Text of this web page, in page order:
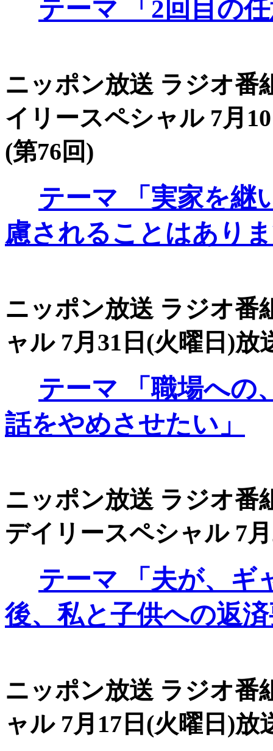
テーマ 「2回目の
ニッポン放送 ラジオ番
イリースペシャル 7月
(第76回)
テーマ 「実家を継
慮されることはあり
ニッポン放送 ラジオ番
ャル 7月31日(火曜日)放
テーマ 「職場への
話をやめさせたい」
ニッポン放送 ラジオ番
デイリースペシャル 7
テーマ 「夫が、ギ
後、私と子供への返
ニッポン放送 ラジオ番
ャル 7月17日(火曜日)放